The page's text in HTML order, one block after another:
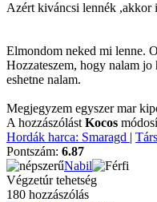
Azért kiváncsi lennék ,akkor
Elmondom neked mi lenne.
Hozzateszem, hogy nalam
eshetne nalam.
Megjegyzem egyszer mar
A hozzászólást Kocos
Hordák harca: Smaragd |
Pontszám: 6.87
Nabil
Végzetúr tehetség
180 hozzászólás